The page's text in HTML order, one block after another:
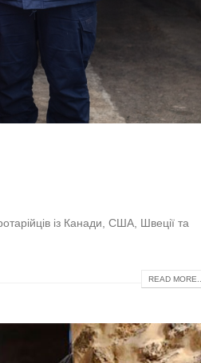
із Канади, США, Швеції та
READ MORE...